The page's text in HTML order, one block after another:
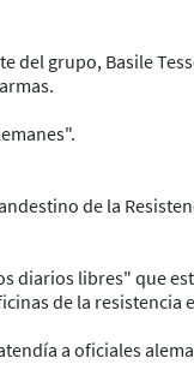
del grupo, Basile
de la
diarios libres" que
de la resistencia
a oficiales